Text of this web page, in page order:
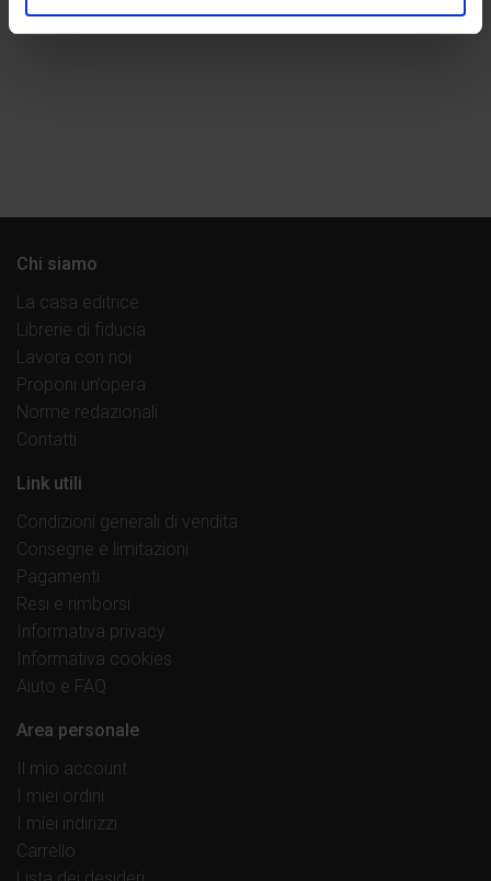
Chi siamo
La casa editrice
Librerie di fiducia
Lavora con noi
Proponi un’opera
Norme redazionali
Contatti
Link utili
Condizioni generali di vendita
Consegne e limitazioni
Pagamenti
Resi e rimborsi
Informativa privacy
Informativa cookies
Aiuto e FAQ
Area personale
Il mio account
I miei ordini
I miei indirizzi
Carrello